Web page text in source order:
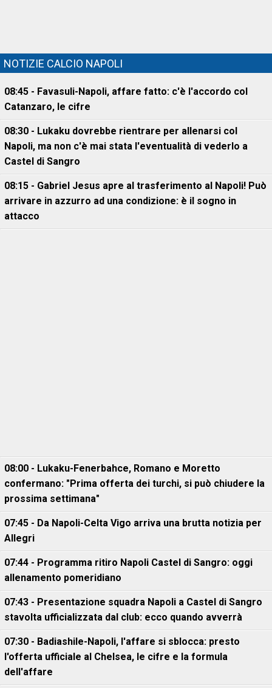
NOTIZIE CALCIO NAPOLI
08:45 - Favasuli-Napoli, affare fatto: c'è l'accordo col
Catanzaro, le cifre
08:30 - Lukaku dovrebbe rientrare per allenarsi col
Napoli, ma non c'è mai stata l'eventualità di vederlo a
Castel di Sangro
08:15 - Gabriel Jesus apre al trasferimento al Napoli! Può
arrivare in azzurro ad una condizione: è il sogno in
attacco
08:00 - Lukaku-Fenerbahce, Romano e Moretto
confermano: "Prima offerta dei turchi, si può chiudere la
prossima settimana"
07:45 - Da Napoli-Celta Vigo arriva una brutta notizia per
Allegri
07:44 - Programma ritiro Napoli Castel di Sangro: oggi
allenamento pomeridiano
07:43 - Presentazione squadra Napoli a Castel di Sangro
stavolta ufficializzata dal club: ecco quando avverrà
07:30 - Badiashile-Napoli, l'affare si sblocca: presto
l'offerta ufficiale al Chelsea, le cifre e la formula
dell'affare